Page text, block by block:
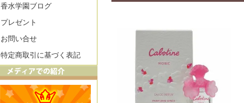
香水学園ブログ
プレゼント
お問い合せ
特定商取引に基づく表記